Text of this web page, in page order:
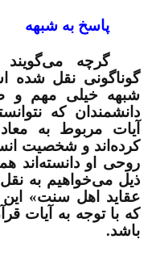
پاسخ به شبهه‌
گرچه
گوناگونی نقل شده
شبهه خیلی مهم و
دانشمندان که
آیات مربوط به
کرده‌اند و شخصیت
روحی او دانسته‌اند
ذیل می‌خواهیم به
عقاید اهل سنت»
که با توجه به آیات
باشد.